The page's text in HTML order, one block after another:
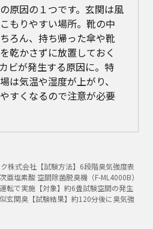
原因の１つです。玄関は風
もりやすい場所。靴の中
ろん、持ち帰った傘や靴
乾かさずに放置しておく
ビが発生する原因に。特
は気温や湿度が上がり、
すくなるので注意が必要
株式会社【試験方法】6段階臭気強度表
塩素酸 空間除菌脱臭機（F-ML4000B）
転で実施【対象】約6畳試験空間の発生
玄関臭【試験結果】約120分後に臭気強